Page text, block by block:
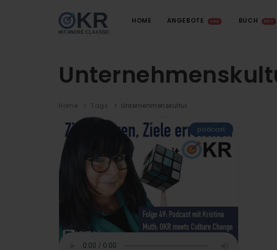
HOME ANGEBOTE neu BUCH NEU
Home Tags Unternehmenskultur
podcast